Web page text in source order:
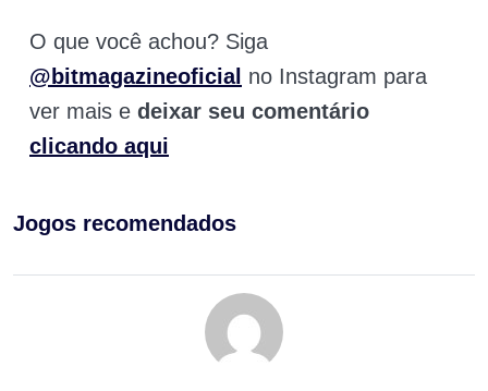
O que você achou? Siga
@bitmagazineoficial no Instagram para
ver mais e deixar seu comentário
clicando aqui
Jogos recomendados